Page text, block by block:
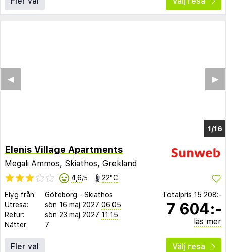
1/16
▶︎
◀︎
Elenis Village Apartments
Megali Ammos, Skiathos, Grekland
4,6/5 22°C
Flyg från: Göteborg - Skiathos
Utresa:
sön 16 maj 2027 06:05
Retur:
sön 23 maj 2027 11:15
Nätter:
7
Totalpris 15 208:-
7 604:-
läs mer
Fler val Välj resa